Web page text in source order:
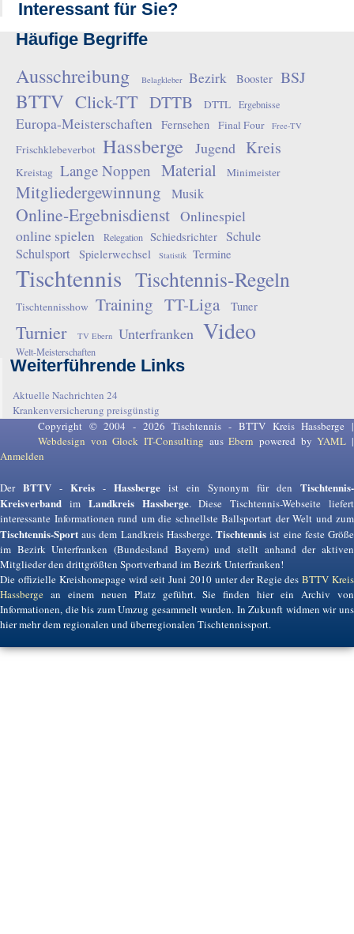
Interessant für Sie?
Häufige Begriffe
Ausschreibung Belagkleber Bezirk Booster BSJ
BTTV Click-TT DTTB DTTL Ergebnisse
Europa-Meisterschaften Fernsehen Final Four Free-TV
Frischklebeverbot Hassberge Jugend Kreis
Kreistag Lange Noppen Material Minimeister
Mitgliedergewinnung Musik
Online-Ergebnisdienst Onlinespiel
online spielen
Relegation Schiedsrichter Schule
Schulsport
Spielerwechsel Statistik Termine
Tischtennis Tischtennis-Regeln
Tischtennisshow Training TT-Liga Tuner
Turnier TV Ebern Unterfranken Video
Welt-Meisterschaften
Weiterführende Links
Aktuelle Nachrichten 24
Krankenversicherung preisgünstig
Copyright © 2004 - 2026 Tischtennis - BTTV Kreis Hassberge |
Webdesign von Glock IT-Consulting ausEbern powered byYAML |
Anmelden
Der BTTV - Kreis - Hassberge ist ein Synonym für den Tischtennis-
Kreisverband im Landkreis Hassberge. Diese Tischtennis-Webseite liefert
interessante Informationen rund um die schnellste Ballsportart der Welt und zum
Tischtennis-Sport aus dem Landkreis Hassberge.Tischtennis ist eine feste Größe
im Bezirk Unterfranken (Bundesland Bayern) und stellt anhand der aktiven
Mitglieder den drittgrößten Sportverband im Bezirk Unterfranken!
Die offizielle Kreishomepage wird seit Juni 2010 unter der Regie desBTTV Kreis
Hassberge an einem neuen Platz geführt. Sie finden hier ein Archiv von
Informationen, die bis zum Umzug gesammelt wurden. In Zukunft widmen wir uns
hier mehr dem regionalen und überregionalen Tischtennissport.